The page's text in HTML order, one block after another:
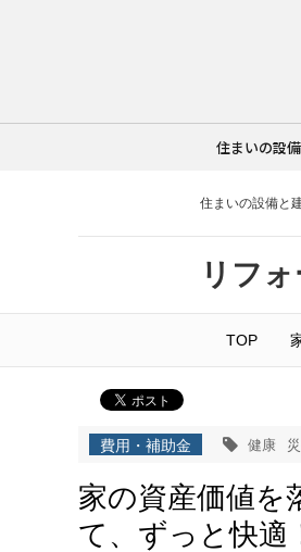
住まいの設
住まいの設備と
リフ
TOP
費用・補助金 健康
家の資産価値を
て、ずっと快適